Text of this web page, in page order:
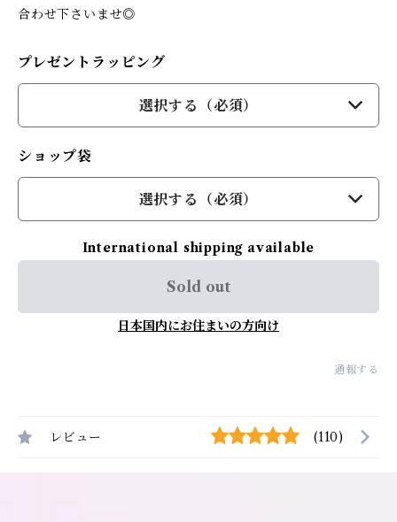
合わせ下さいませ◎
プレゼントラッピング
選択する（必須）
ショップ袋
選択する（必須）
International shipping available
Sold out
日本国内にお住まいの方向け
通報する
レビュー (110)